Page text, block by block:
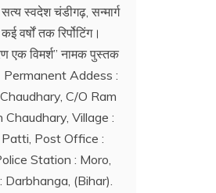
स्वदेश चंडीगढ़, सन्मार्ग
वर्षों तक रिर्पोटिंग।
एक विमर्श’’ नामक पुस्तक
Addess :
C/O Ram
Chaudhary, Village :
Post Office :
Station : Moro,
Darbhanga, (Bihar).